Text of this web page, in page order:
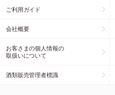
ご利用ガイド
会社概要
お客さまの個人情報の
取扱いについて
酒類販売管理者標識